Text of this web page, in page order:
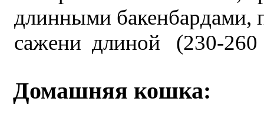
длинными бакенбардами,
сажени длиной (230-
Домашняя кошка: